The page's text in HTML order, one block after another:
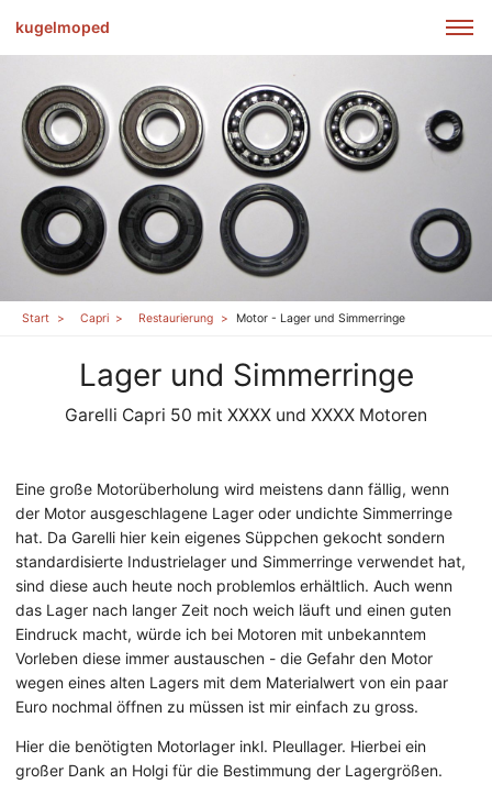
kugelmoped
Start Capri Restaurierung Motor - Lager und Simmerringe
Lager und Simmerringe
Garelli Capri 50 mit XXXX und XXXX Motoren
Eine große Motorüberholung wird meistens dann fällig, wenn
der Motor ausgeschlagene Lager oder undichte Simmerringe
hat. Da Garelli hier kein eigenes Süppchen gekocht sondern
standardisierte Industrielager und Simmerringe verwendet hat,
sind diese auch heute noch problemlos erhältlich. Auch wenn
das Lager nach langer Zeit noch weich läuft und einen guten
Eindruck macht, würde ich bei Motoren mit unbekanntem
Vorleben diese immer austauschen - die Gefahr den Motor
wegen eines alten Lagers mit dem Materialwert von ein paar
Euro nochmal öffnen zu müssen ist mir einfach zu gross.
Hier die benötigten Motorlager inkl. Pleullager. Hierbei ein
großer Dank an Holgi für die Bestimmung der Lagergrößen.